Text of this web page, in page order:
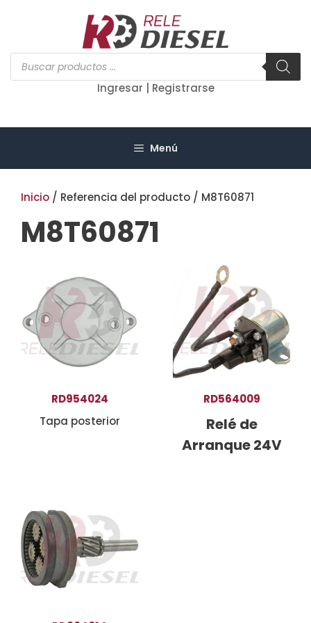
Búsqueda
de
productos
Ingresar | Registrarse
Menú
Inicio / Referencia del producto / M8T60871
M8T60871
RD954024
Tapa posterior
RD564009
Relé de
Arranque 24V